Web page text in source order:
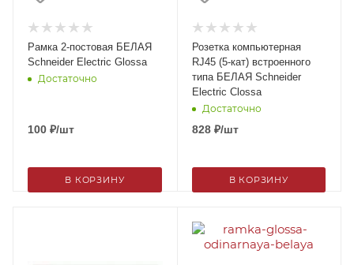
Рамка 2-постовая БЕЛАЯ
Schneider Electric Glossa
Достаточно
100 ₽/шт
В КОРЗИНУ
Розетка компьютерная
RJ45 (5-кат) встроенного
типа БЕЛАЯ Schneider
Electric Clossa
Достаточно
828₽/шт
В КОРЗИНУ